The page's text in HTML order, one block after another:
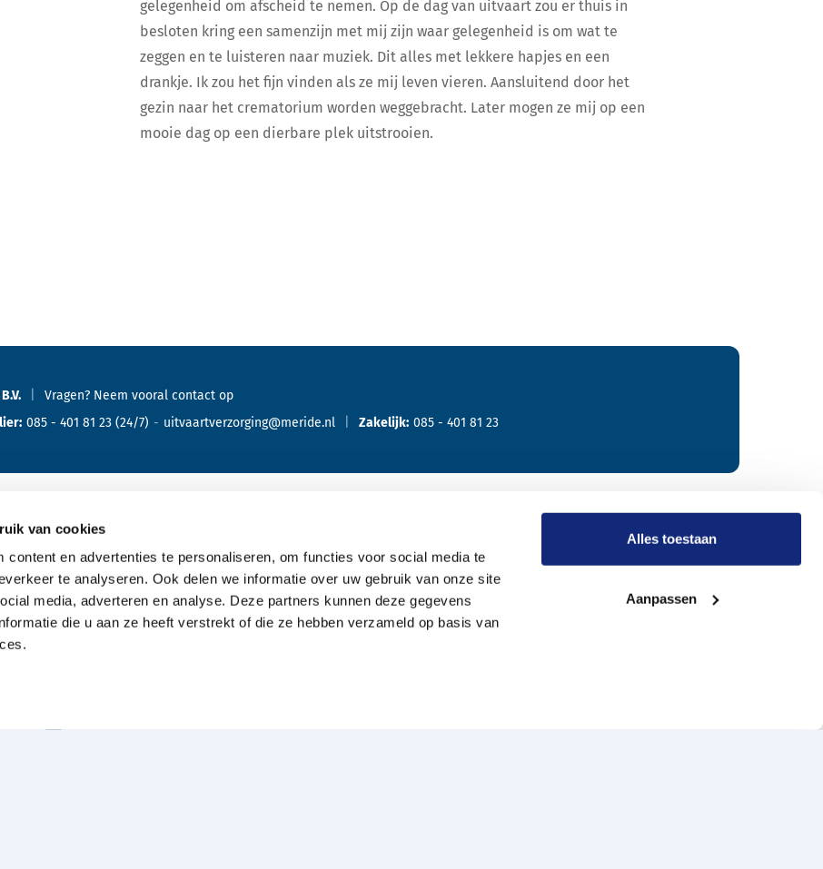
van cookies
content en advertenties te personaliseren, om functies voor social media te
te analyseren. Ook delen we informatie over uw gebruik van onze site
media, adverteren en analyse. Deze partners kunnen deze gegevens
die u aan ze heeft verstrekt of die ze hebben verzameld op basis van
Alles toestaan
Aanpassen
gelegenheid om afscheid te nemen. Op de dag van uitvaart zou er thuis in
besloten kring een samenzijn met mij zijn waar gelegenheid is om wat te
zeggen en te luisteren naar muziek. Dit alles met lekkere hapjes en een
drankje. Ik zou het fijn vinden als ze mij leven vieren. Aansluitend door het
gezin naar het crematorium worden weggebracht. Later mogen ze mij op een
mooie dag op een dierbare plek uitstrooien.
Vragen? Neem vooral contact op
085 - 401 81 23 (24/7) uitvaartverzorging@meride.nl Zakelijk: 085 - 401 81 23
Oriënteren
Offerte aanvragen
Bespreking met de uitvaartverzorger
Onze werkwijze
Wie zijn wij?